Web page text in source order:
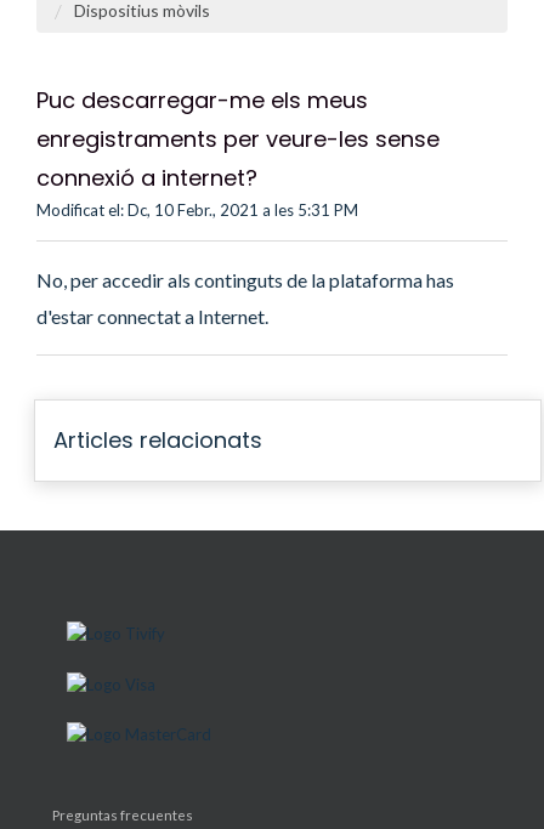
Dispositius mòvils
Puc descarregar-me els meus
enregistraments per veure-les sense
connexió a internet?
Modificat el: Dc, 10 Febr., 2021 a les 5:31 PM
No, per accedir als continguts de la plataforma has
d'estar connectat a Internet.
Articles relacionats
Preguntas frecuentes